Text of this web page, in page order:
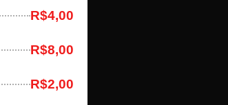
R$4,00
R$8,00
R$2,00